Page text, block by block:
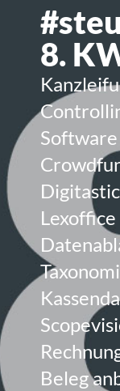
8.
Software
Beleg